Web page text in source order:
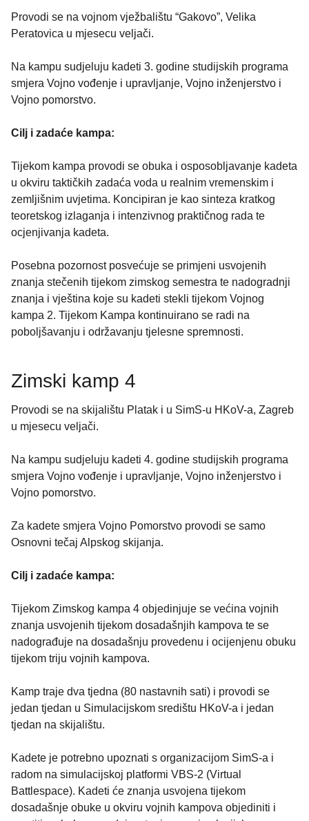
Provodi se na vojnom vježbalištu “Gakovo”, Velika
Peratovica u mjesecu veljači.
Na kampu sudjeluju kadeti 3. godine studijskih programa
smjera Vojno vođenje i upravljanje, Vojno inženjerstvo i
Vojno pomorstvo.
Cilj i zadaće kampa:
Tijekom kampa provodi se obuka i osposobljavanje kadeta
u okviru taktičkih zadaća voda u realnim vremenskim i
zemljišnim uvjetima. Koncipiran je kao sinteza kratkog
teoretskog izlaganja i intenzivnog praktičnog rada te
ocjenjivanja kadeta.
Posebna pozornost posvećuje se primjeni usvojenih
znanja stečenih tijekom zimskog semestra te nadogradnji
znanja i vještina koje su kadeti stekli tijekom Vojnog
kampa 2. Tijekom Kampa kontinuirano se radi na
poboljšavanju i održavanju tjelesne spremnosti.
Zimski kamp 4
Provodi se na skijalištu Platak i u SimS-u HKoV-a, Zagreb
u mjesecu veljači.
Na kampu sudjeluju kadeti 4. godine studijskih programa
smjera Vojno vođenje i upravljanje, Vojno inženjerstvo i
Vojno pomorstvo.
Za kadete smjera Vojno Pomorstvo provodi se samo
Osnovni tečaj Alpskog skijanja.
Cilj i zadaće kampa:
Tijekom Zimskog kampa 4 objedinjuje se većina vojnih
znanja usvojenih tijekom dosadašnjih kampova te se
nadograđuje na dosadašnju provedenu i ocijenjenu obuku
tijekom triju vojnih kampova.
Kamp traje dva tjedna (80 nastavnih sati) i provodi se
jedan tjedan u Simulacijskom središtu HKoV-a i jedan
tjedan na skijalištu.
Kadete je potrebno upoznati s organizacijom SimS-a i
radom na simulacijskoj platformi VBS-2 (Virtual
Battlespace). Kadeti će znanja usvojena tijekom
dosadašnje obuke u okviru vojnih kampova objediniti i